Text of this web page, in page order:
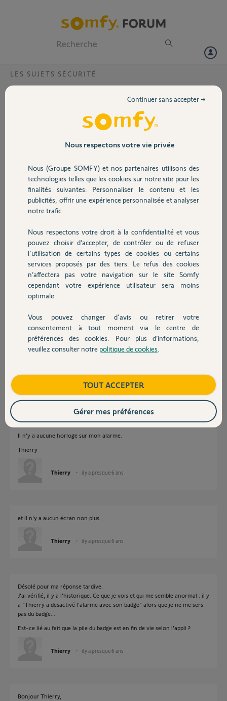
Volet
Sécurité
Domotique
Chauffage
Autres produits
Devis avec un pro
Contact
LES SUJETS SÉCURITÉ
Je ne comprends pas. J'active l'alarme (somfy protect) avec mon
Que faut-il faire svp ?
Merci.
Participer au fil de discussion
Réponses
Bonjour Guillaume
Merci.
De quel journal s'agit-il ?
Thierry
Thierry il y a presque 6 ans
bonjour
Il n'y a aucune horloge sur mon alarme.
Thierry
Thierry il y a presque 6 ans
et il n'y a aucun écran non plus
Thierry il y a presque 6 ans
Désolé pour ma réponse tardive.
J'ai vérifié, il y a l'historique. Ce que je vois et qui me semble anormal : il y
a "Thierry a desactivé l'alarme avec son badge" alors que je ne me sers
pas du badge...
Est-ce lié au fait que la pile du badge est en fin de vie selon l'appli ?
Thierry il y a presque 6 ans
Bonjour Thierry,
Nous respectons votre vie privée
Nous (Groupe SOMFY) et nos partenaires utilisons des
technologies telles que les cookies sur notre site pour les
finalités suivantes: Personnaliser le contenu et les
publicités, offrir une expérience personnalisée et analyser
notre trafic.
Nous respectons votre droit à la confidentialité et vous
pouvez choisir d’accepter, de contrôler ou de refuser
l'utilisation de certains types de cookies ou certains
services proposés par des tiers. Le refus des cookies
n’affectera pas votre navigation sur le site Somfy
cependant votre expérience utilisateur sera moins
optimale.
Vous pouvez changer d'avis ou retirer votre
consentement à tout moment via le centre de
préférences des cookies. Pour plus d’informations,
veuillez consulter notre politique de cookies
Continuer sans accepter →
TOUT ACCEPTER
Gérer mes préférences